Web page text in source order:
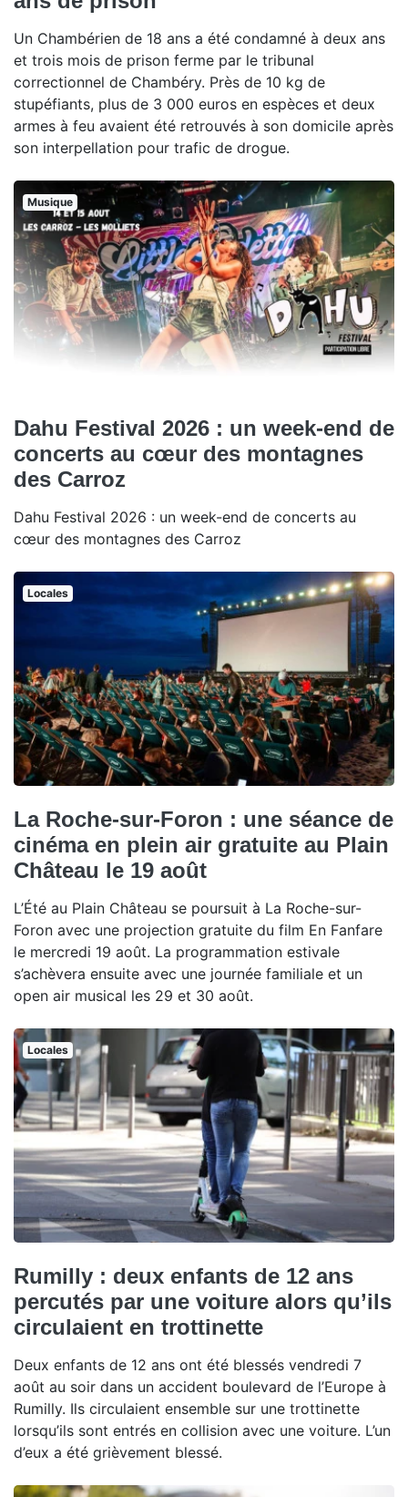
Un Chambérien de 18 ans a été condamné à deux ans
et trois mois de prison ferme par le tribunal
correctionnel de Chambéry. Près de 10 kg de
stupéfiants, plus de 3 000 euros en espèces et deux
armes à feu avaient été retrouvés à son domicile après
son interpellation pour trafic de drogue.
Musique
Dahu Festival 2026 : un week-end de
concerts au cœur des montagnes
des Carroz
Dahu Festival 2026 : un week-end de concerts au
cœur des montagnes des Carroz
Locales
La Roche-sur-Foron : une séance de
cinéma en plein air gratuite au Plain
Château le 19 août
L’Été au Plain Château se poursuit à La Roche-sur-
Foron avec une projection gratuite du film En Fanfare
le mercredi 19 août. La programmation estivale
s’achèvera ensuite avec une journée familiale et un
open air musical les 29 et 30 août.
Locales
Rumilly : deux enfants de 12 ans
percutés par une voiture alors qu’ils
circulaient en trottinette
Deux enfants de 12 ans ont été blessés vendredi 7
août au soir dans un accident boulevard de l’Europe à
Rumilly. Ils circulaient ensemble sur une trottinette
lorsqu’ils sont entrés en collision avec une voiture. L’un
d’eux a été grièvement blessé.